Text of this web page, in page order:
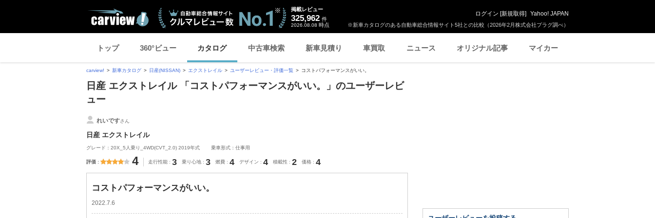
※新車カタログのある自動車総合情報サイト5社との比較（2026年2月株式会社プラグ調べ）
掲載レビュー
325,962 件
2026.08.08 時点
ログイン [新規取得] Yahoo! JAPAN
トップ 360°ビュー カタログ 中古車検索 新車見積り 車買取 ニュース オリジナル記事 マイカー
carview! 新車カタログ 日産(NISSAN) エクストレイル ユーザーレビュー・評価一覧 コストパフォーマンスがいい。
日産 エクストレイル 「コストパフォーマンスがいい。」のユーザーレビ
ュー
れいですさん
日産 エクストレイル
グレード：20X_5人乗り_4WD(CVT_2.0) 2019年式 乗車形式：仕事用
評価 4 走行性能 3 乗り心地 3 燃費 4 デザイン 4 積載性 2 価格 4
コストパフォーマンスがいい。
2022.7.6